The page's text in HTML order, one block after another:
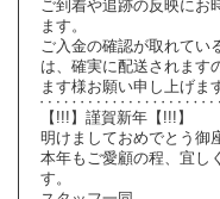
ご到着や追跡の反映にお
ます。
ご入金の確認が取れてい
は、確実に配送されます
ます様お願い申し上げま
【!!!】謹賀新年【!!!】
明けましておめでとう御
本年もご愛顧の程、宜し
す。